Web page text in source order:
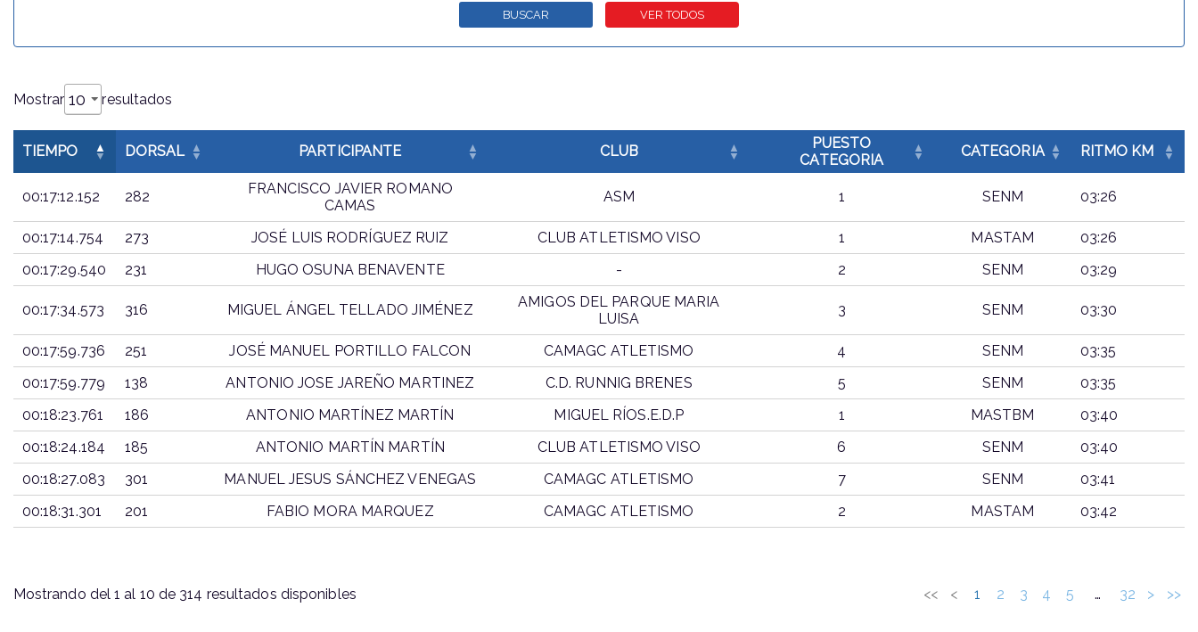
Mostrar resultados
TIEMPO DORSAL PARTICIPANTE CLUB
PUESTO
CATEGORIA
CATEGORIA RITMO KM
00:17:12.152 282
FRANCISCO JAVIER ROMANO
CAMAS
ASM 1 SENM 03:26
00:17:14.754 273 JOSÉ LUIS RODRÍGUEZ RUIZ CLUB ATLETISMO VISO 1 MASTAM
03:26
00:17:29.540
231 HUGO OSUNA BENAVENTE - 2 SENM 03:29
00:17:34.573 316 MIGUEL ÁNGEL TELLADO JIMÉNEZ
AMIGOS DEL PARQUE MARIA
LUISA
3 SENM 03:30
00:17:59.736 251 JOSÉ MANUEL PORTILLO FALCON CAMAGC ATLETISMO 4 SENM
03:35
00:17:59.779
138 ANTONIO JOSE JAREÑO MARTINEZ C.D. RUNNIG BRENES 5 SENM
03:35
00:18:23.761
186 ANTONIO MARTÍNEZ MARTÍN MIGUEL RÍOS.E.D.P 1 MASTBM
03:40
00:18:24.184
185 ANTONIO MARTÍN MARTÍN CLUB ATLETISMO VISO 6 SENM
03:40
00:18:27.083
301 MANUEL JESUS SÁNCHEZ VENEGAS CAMAGC ATLETISMO 7 SENM
03:41
00:18:31.301
201 FABIO MORA MARQUEZ CAMAGC ATLETISMO 2 MASTAM 03:42
Mostrando del 1 al 10 de 314 resultados disponibles << < 1 2 3 4 5 … 32 > >>